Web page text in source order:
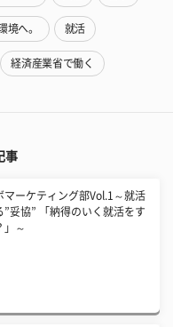
境へ。 就活
経済産業省で働く
事
マーケティング部Vol.1～就活
”妥協” 「納得のいく就活をす
」～